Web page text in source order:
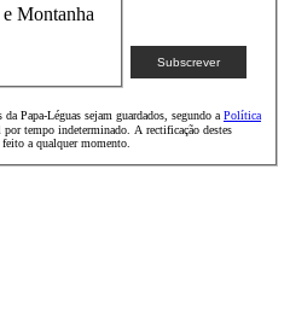
Montanha
Papa-Léguas sejam guardados, segundo a Política
tempo indeterminado. A rectificação destes
feito a qualquer momento.